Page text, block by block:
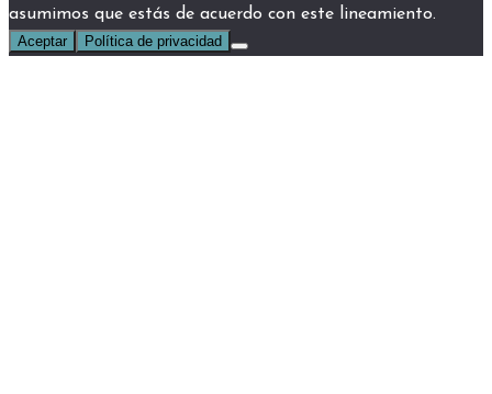
asumimos que estás de acuerdo con este lineamiento.
Aceptar Política de privacidad